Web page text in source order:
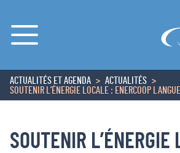
Menu
ACCUEIL
ACTUALITÉS ET AGENDA
ACTUALITÉS
SOUTENIR L’ÉNERGIE LOCALE : ENERCOOP
SOUTENIR L’ÉNERGIE